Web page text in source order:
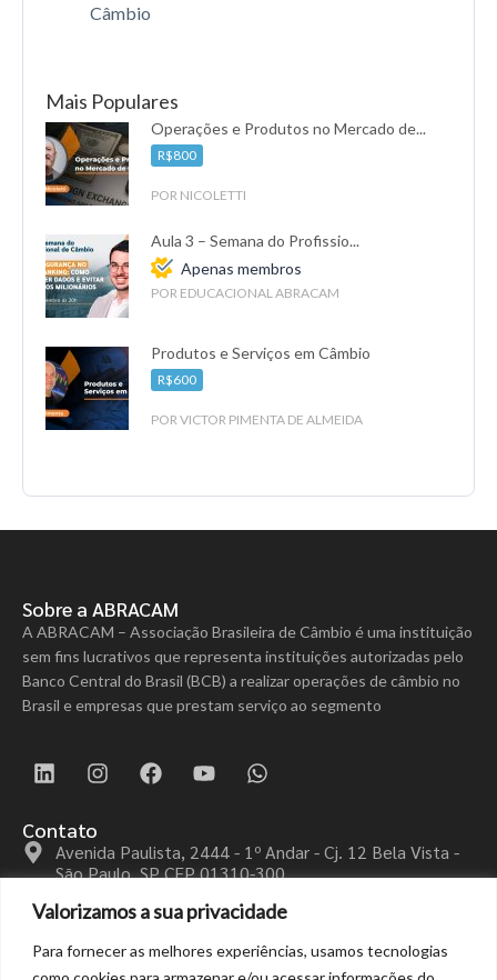
Valorizamos a sua privacidade
Para fornecer as melhores experiências, usamos tecnologias
Câmbio
Mais Populares
Operações e Produtos no Mercado de...
R$800
POR NICOLETTI
Aula 3 – Semana do Profissio...
Apenas membros
POR EDUCACIONAL ABRACAM
Produtos e Serviços em Câmbio
R$600
POR VICTOR PIMENTA DE ALMEIDA
Sobre a ABRACAM
A ABRACAM – Associação Brasileira de Câmbio é uma instituição
sem fins lucrativos que representa instituições autorizadas pelo
Banco Central do Brasil (BCB) a realizar operações de câmbio no
Brasil e empresas que prestam serviço ao segmento
Contato
Avenida Paulista, 2444 - 1º Andar - Cj. 12 Bela Vista -
São Paulo, SP CEP 01310-300
educacional@abracam.com
Menu